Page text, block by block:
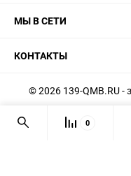
МЫ В СЕТИ
КОНТАКТЫ
© 2026 139-QMB.RU -
Мы получаем и
посетителей нашего
0